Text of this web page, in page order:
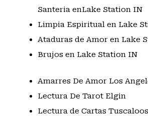
Santeria enLake Station IN
Limpia Espiritual en Lake
Ataduras de Amor en Lake
Brujos en Lake Station IN
Amarres De Amor Los
Lectura De Tarot Elgin
Lectura de Cartas